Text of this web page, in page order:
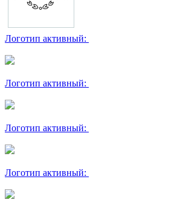
Логотип активный:
Логотип активный:
Логотип активный:
Логотип активный: